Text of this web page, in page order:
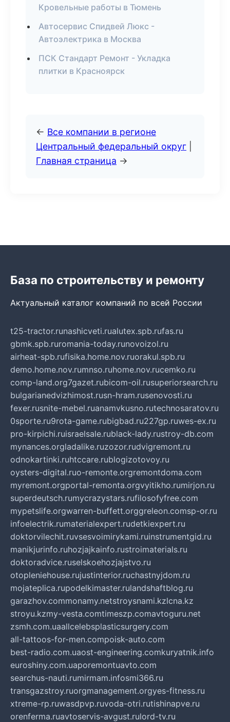
Кровельные работы в Тюмень
Автосервис Спидвей Люкс -
Автоэлектрика в Москва
ПСК Стандарт Ремонт - Укладка
плитки в Красноярск
← Все компании в регионе
Центральный федеральный округ
Главная страница →
База по строительству и ремонту
Актуальный каталог компаний по всей России
t25-tractor.runashicveti.rualutex.spb.rufas.ru
gbmk.spb.ruromania-today.runovoizol.ru
airheat-spb.rufisika.home.nov.ruorakul.spb.ru
demo.home.nov.rumnso.ruhome.nov.rucemko.ru
comp-land.org7gazet.rubicom-oil.rusuperiorsearch.ru
bulgarianedvizhimost.rusn-hram.rusenovosti.ru
fexer.rusnite-mebel.ruanamvkusno.rutechnosaratov.ru
0sporte.ru9rota-game.rubigbad.ru227gp.ruwes-ex.ru
pro-kirpichi.ruisraelsale.rublack-lady.rustroy-db.com
mynances.orgladalike.ruzozor.rudvigremont.ru
odnokartinki.ruhtccare.rublogizotovoy.ru
oysters-digital.ruo-remonte.orgremontdoma.com
myremont.orgportal-remonta.orgvyitikho.rumirjon.ru
superdeutsch.rumycrazystars.rufilosofyfree.com
mypetslife.orgwarren-buffett.orggreleon.comsp-or.ru
infoelectrik.rumaterialexpert.rudetkiexpert.ru
doktorvilechit.ruvsesvoimirykami.ruinstrumentgid.ru
manikjurinfo.ruhozjajkainfo.rustroimaterials.ru
doktoradvice.ruselskoehozjajstvo.ru
otopleniehouse.rujustinterior.ruchastnyjdom.ru
mojateplica.rupodelkimaster.rulandshaftblog.ru
garazhov.commonamy.netstroysnami.kzlcna.kz
stroyu.kzmy-vesta.comtimeszp.comavtoguru.net
zsmh.com.uaallcelebsplasticsurgery.com
all-tattoos-for-men.compoisk-auto.com
best-radio.com.uaost-engineering.comkuryatnik.info
euroshiny.com.uaporemontuavto.com
searchus-nauti.rumirmam.infosmi366.ru
transgazstroy.ruorgmanagement.orgyes-fitness.ru
xtreme-rp.ruwasdpvp.ruvoda-otri.rutishinapve.ru
orenferma.ruavtoservis-avgust.rulord-tv.ru